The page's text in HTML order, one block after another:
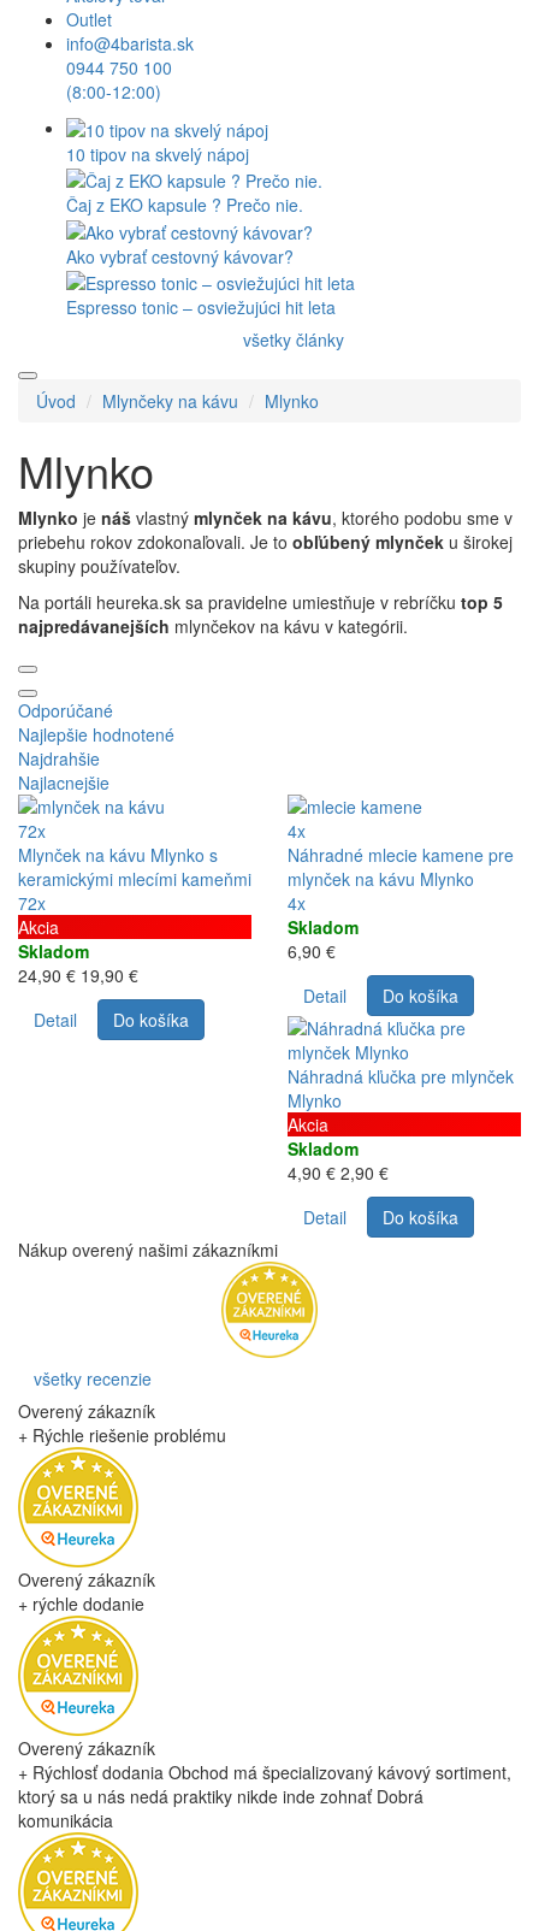
Outlet
info@4barista.sk
0944 750 100
(8:00-12:00)
10 tipov na skvelý nápoj
Čaj z EKO kapsule ? Prečo nie.
Ako vybrať cestovný kávovar?
Espresso tonic – osviežujúci hit leta
všetky články
Úvod Mlynčeky na kávu Mlynko
Mlynko
Mlynko je náš vlastný mlynček na kávu, ktorého podobu sme v
priebehu rokov zdokonaľovali. Je to obľúbený mlynček u širokej
skupiny používateľov.
Na portáli heureka.sk sa pravidelne umiestňuje v rebríčku top 5
najpredávanejších mlynčekov na kávu v kategórii.
Odporúčané
Najlepšie hodnotené
Najdrahšie
Najlacnejšie
72x
Mlynček na kávu Mlynko s
keramickými mlecími kameňmi
72x
Akcia
Skladom
24,90 € 19,90 €
Detail
Do košíka
4x
Náhradné mlecie kamene pre
mlynček na kávu Mlynko
4x
Skladom
6,90 €
Detail
Do košíka
Náhradná kľučka pre mlynček
Mlynko
Akcia
Skladom
4,90 € 2,90 €
Detail
Do košíka
Nákup overený našimi zákazníkmi
všetky recenzie
Overený zákazník
+ Rýchle riešenie problému
Overený zákazník
+ rýchle dodanie
Overený zákazník
+ Rýchlosť dodania Obchod má špecializovaný kávový sortiment,
ktorý sa u nás nedá praktiky nikde inde zohnať Dobrá
komunikácia